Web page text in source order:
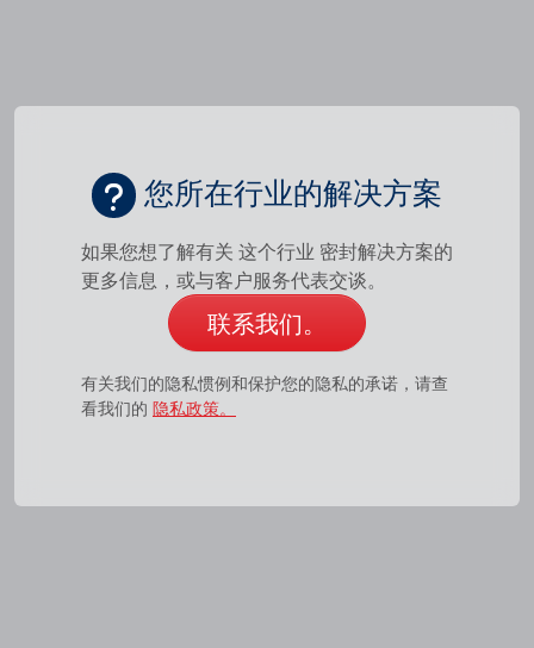
行业指南
视频
您所在行业的解决方案
如果您想了解有关 这个行业 密封解决方案的
更多信息，或与客户服务代表交谈。
联系我们。
有关我们的隐私惯例和保护您的隐私的承诺，请查
看我们的 隐私政策。